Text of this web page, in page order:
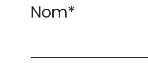
Nom*